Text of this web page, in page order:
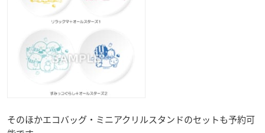
そのほかエコバッグ・ミニアクリルスタンドのセットも予約可